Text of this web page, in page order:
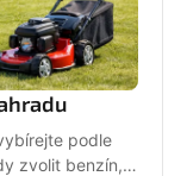
podle
zvolit benzín,